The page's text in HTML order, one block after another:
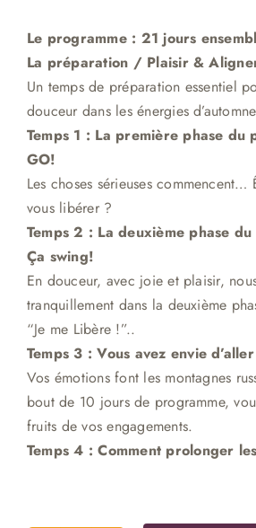
était :
249,00 €.
est :
219,00 €.
Le programme : 21 jours
La préparation / Plaisir & Aligne
Un temps de préparation essentiel
douceur dans les énergies
Temps 1 : La première phase du
GO!
Les choses sérieuses commencent…
vous libérer ?
Temps 2 : La deuxième phase
Ça swing!
En douceur, avec joie et plaisir,
tranquillement dans la deuxième
“Je me Libère !”..
Temps 3 :Vous avez envie
Vos émotions font les montagnes
bout de 10 jours de programme,
fruits de vos engagements.
Temps 4 : Comment prolonger